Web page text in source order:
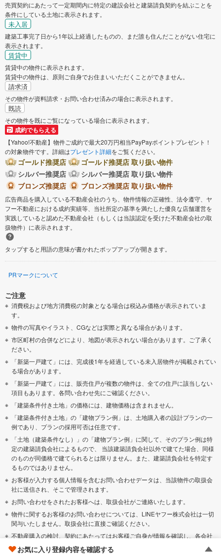
売買契約にあたって一定期間内に特定の建設会社と建築請負契約を結ぶことを
条件にしている土地に表示されます。
未入居
建築工事完了日から1年以上経過したものの、まだ誰も住んだことがない住宅に
表示されます。
賃貸中
賃貸中の物件に表示されます。
賃貸中の物件は、原則ご自身でお住まいいただくことができません。
請求済
その物件が資料請求・お問い合わせ済みの場合に表示されます。
既読
その物件を既にご覧になっている場合に表示されます。
成約でもらえる
【Yahoo!不動産】物件ご成約で最大20万円相当PayPayポイントプレゼント！
の対象物件です。詳細はプレゼント詳細をご覧ください。
ゴールド推奨店
ゴールド推奨店 取り扱い物件
シルバー推奨店
シルバー推奨店 取り扱い物件
ブロンズ推奨店
ブロンズ推奨店 取り扱い物件
広告商品を購入している不動産会社のうち、物件情報の正確性、法令遵守、ヤ
フー不動産における成約実績等、当社所定の基準を満たした優良な店舗運営を
実践していると認めた不動産会社（もしくは当該認定を受けた不動産会社の取
扱物件）に表示されます。
タップすると用語の意味が書かれたポップアップが開きます。
PRマークについて
ご注意
消費税および地方消費税の対象となる場合は税込み価格が表示されていま
す。
物件の写真やイラスト、CGなどは実際と異なる場合があります。
市区町村の合併などにより、地図が表示されない場合があります。ご了承く
ださい。
「新築一戸建て」には、完成後1年を経過している未入居物件が掲載されてい
る場合があります。
「新築一戸建て」には、販売住戸が複数の物件は、全ての住戸に該当しない
項目もあります。各問い合わせ先にご確認ください。
「建築条件付き土地」の価格には、建物価格は含まれません。
「建築条件付き土地」の「建物プラン例」は、土地購入者の設計プランの一
例であり、プランの採用可否は任意です。
「土地（建築条件なし）」の「建物プラン例」に関して、そのプラン例は特
定の建築請負会社によるもので、 当該建築請負会社以外で建てた場合、同様
のものが同価格で建てられるとは限りません。また、建築請負会社を特定す
るものではありません。
お客様が入力する個人情報を含むお問い合わせデータは、当該物件の取扱会
社に送信され、そこで管理されます。
お問い合わせをされたお客様へは、取扱会社がご連絡いたします。
物件に関するお客様のお問い合わせについては、LINEヤフー株式会社は一切
関与いたしません。取扱会社に直接ご確認ください。
不動産購入の検討、契約にあたってはお客様ご自身が情報を確認し、各会社
より十分な説明を受け判断してください。
お気に入り登録内容を確認する